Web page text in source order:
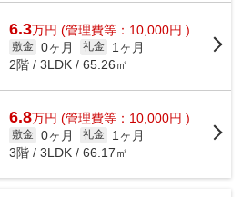
6.3万円 (管理費等：10,000円 )
敷金 0ヶ月 礼金
1ヶ月
2階 / 3LDK / 65.26㎡
6.8万円 (管理費等：10,000円 )
敷金 0ヶ月 礼金
1ヶ月
3階 / 3LDK / 66.17㎡